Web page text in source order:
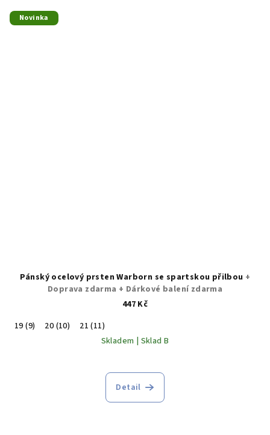
Novinka
Pánský ocelový prsten Warborn se spartskou přilbou +
Doprava zdarma + Dárkové balení zdarma
447 Kč
19 (9)
20 (10)
21 (11)
Skladem | Sklad B
Detail